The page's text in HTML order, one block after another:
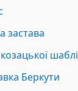
застава
шаблі
Беркути